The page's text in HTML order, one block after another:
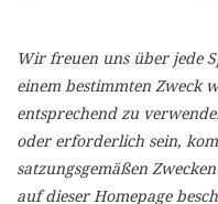
Wir freuen uns über jede
einem bestimmten Zweck
entsprechend zu
oder erforderlich sein,
satzungsgemäßen
auf dieser Homepage